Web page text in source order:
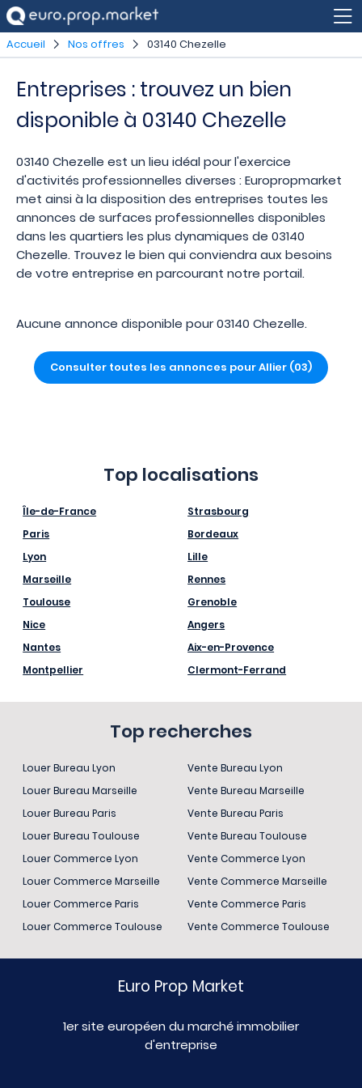
Accueil Nos offres 03140 Chezelle
Entreprises : trouvez un bien
disponible à 03140 Chezelle
03140 Chezelle est un lieu idéal pour l'exercice
d'activités professionnelles diverses : Europropmarket
met ainsi à la disposition des entreprises toutes les
annonces de surfaces professionnelles disponibles
dans les quartiers les plus dynamiques de 03140
Chezelle. Trouvez le bien qui conviendra aux besoins
de votre entreprise en parcourant notre portail.
Aucune annonce disponible pour 03140 Chezelle.
Consulter toutes les annonces pour Allier (03)
Top localisations
Île-de-France
Paris
Lyon
Marseille
Toulouse
Nice
Nantes
Montpellier
Strasbourg
Bordeaux
Lille
Rennes
Grenoble
Angers
Aix-en-Provence
Clermont-Ferrand
Top recherches
Louer Bureau Lyon
Louer Bureau Marseille
Louer Bureau Paris
Louer Bureau Toulouse
Louer Commerce Lyon
Louer Commerce Marseille
Louer Commerce Paris
Louer Commerce Toulouse
Vente Bureau Lyon
Vente Bureau Marseille
Vente Bureau Paris
Vente Bureau Toulouse
Vente Commerce Lyon
Vente Commerce Marseille
Vente Commerce Paris
Vente Commerce Toulouse
Euro Prop Market
1er site européen du marché immobilier
d'entreprise